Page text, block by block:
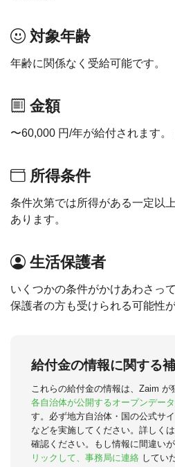
対象年齢
年齢に関係なく受給可能です。
金額
〜60,000 円/年が給付されます
所得条件
条件次第では所得がある一定以
あります。
生活保護者
いくつかの条件がかけあわさっ
保護者の方も受けられる可能性が
給付金の情報に関する
これらの給付金の情報は、Zaim
各自治体が公開するオープンデータ
す。必ず地方自治体・国の公式サ
などを実施してください。詳しくは
確認ください。もし情報に間違い
リックして、事務局に連絡 してい